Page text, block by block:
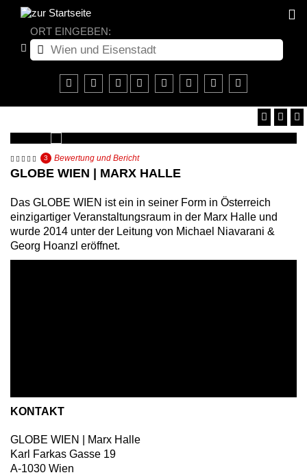
ORT EINGEBEN:
3 Bewertung und Bericht
GLOBE WIEN | MARX HALLE
Das GLOBE WIEN ist ein in seiner Form in Österreich
einzigartiger Veranstaltungsraum in der Marx Halle und
wurde 2014 unter der Leitung von Michael Niavarani &
Georg Hoanzl eröffnet.
KONTAKT
GLOBE WIEN | Marx Halle
Karl Farkas Gasse 19
A-1030 Wien